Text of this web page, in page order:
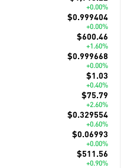
+0.00%
$0.999404
+0.00%
$600.46
+1.60%
$0.999668
+0.00%
$1.03
+0.40%
$75.79
+2.60%
$0.329554
+0.60%
$0.06993
+0.00%
$511.56
+0.90%